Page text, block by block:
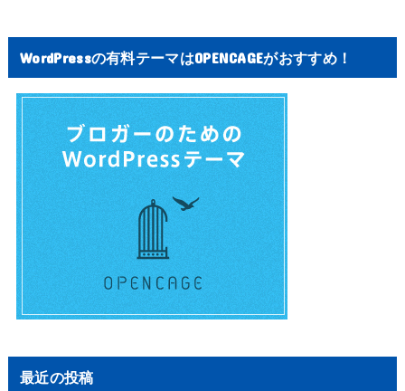
WordPressの有料テーマはOPENCAGEがおすすめ！
最近の投稿